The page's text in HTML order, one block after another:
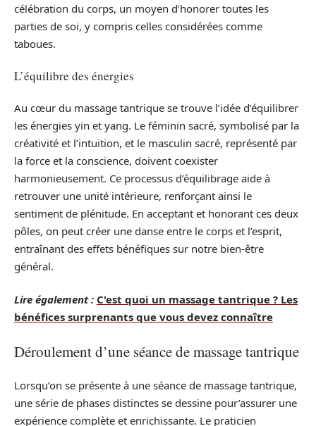
célébration du corps, un moyen d’honorer toutes les
parties de soi, y compris celles considérées comme
taboues.
L’équilibre des énergies
Au cœur du massage tantrique se trouve l’idée d’équilibrer
les énergies yin et yang. Le féminin sacré, symbolisé par la
créativité et l’intuition, et le masculin sacré, représenté par
la force et la conscience, doivent coexister
harmonieusement. Ce processus d’équilibrage aide à
retrouver une unité intérieure, renforçant ainsi le
sentiment de plénitude. En acceptant et honorant ces deux
pôles, on peut créer une danse entre le corps et l’esprit,
entraînant des effets bénéfiques sur notre bien-être
général.
Lire également : C'est quoi un massage tantrique ? Les
bénéfices surprenants que vous devez connaître
Déroulement d’une séance de massage tantrique
Lorsqu’on se présente à une séance de massage tantrique,
une série de phases distinctes se dessine pour’assurer une
expérience complète et enrichissante. Le praticien